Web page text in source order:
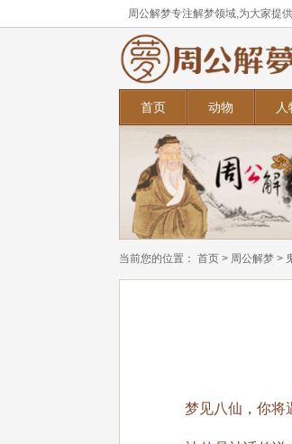
周公解梦专注解梦领域,为大家提
首页 动物 人
当前您的位置： 首页 > 周公解梦 >
梦见八仙，你将遇